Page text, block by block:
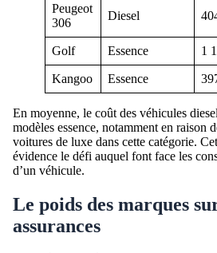
Peugeot
306
Diesel
Golf Essence 1
Kangoo Essence
En moyenne, le coût des véhicules
modèles essence, notamment en raison
voitures de luxe dans cette catégorie.
évidence le défi auquel font face les
d’un véhicule.
Le poids des marques
assurances